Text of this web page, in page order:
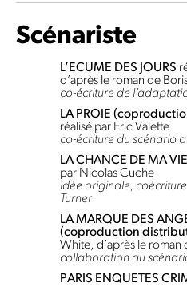
Scénariste
L’ECUME DES JOURS
d’après le roman de
co-écriture de
LA PROIE
réalisé par Eric Valette
co-écriture du scénario
LA CHANCE DE MA
par Nicolas Cuche
idée originale,
Turner
LA MARQUE DES
(coproduction
White, d’après le roman
collaboration au
PARIS ENQUETES